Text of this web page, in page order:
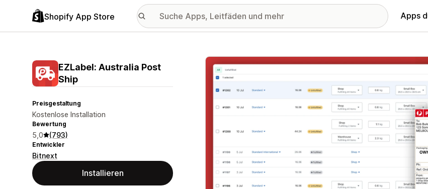
Shopify App Store Apps
EZLabel: Australia Post
Ship
Preisgestaltung
Kostenlose Installation
Bewertung
5,0 (793)
Entwickler
Bitnext
Installieren
Vorgestellte Bildergalerie